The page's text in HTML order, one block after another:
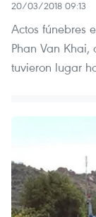
20/03/2018 09:13
Actos fúnebres
Phan Van
tuvieron lugar